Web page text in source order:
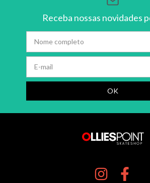
Receba nossas novidades